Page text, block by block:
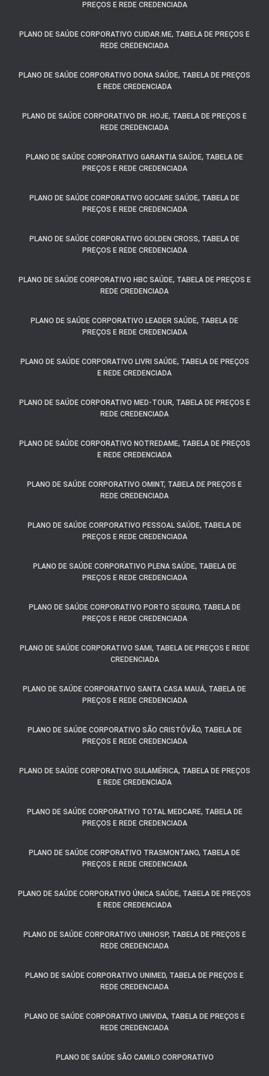
PREÇOS E REDE CREDENCIADA
PLANO DE SAÚDE CORPORATIVO CUIDAR.ME, TABELA DE PREÇOS E
REDE CREDENCIADA
PLANO DE SAÚDE CORPORATIVO DONA SAÚDE, TABELA DE PREÇOS
E REDE CREDENCIADA
PLANO DE SAÚDE CORPORATIVO DR. HOJE, TABELA DE PREÇOS E
REDE CREDENCIADA
PLANO DE SAÚDE CORPORATIVO GARANTIA SAÚDE, TABELA DE
PREÇOS E REDE CREDENCIADA
PLANO DE SAÚDE CORPORATIVO GOCARE SAÚDE, TABELA DE
PREÇOS E REDE CREDENCIADA
PLANO DE SAÚDE CORPORATIVO GOLDEN CROSS, TABELA DE
PREÇOS E REDE CREDENCIADA
PLANO DE SAÚDE CORPORATIVO HBC SAÚDE, TABELA DE PREÇOS E
REDE CREDENCIADA
PLANO DE SAÚDE CORPORATIVO LEADER SAÚDE, TABELA DE
PREÇOS E REDE CREDENCIADA
PLANO DE SAÚDE CORPORATIVO LIVRI SAÚDE, TABELA DE PREÇOS
E REDE CREDENCIADA
PLANO DE SAÚDE CORPORATIVO MED-TOUR, TABELA DE PREÇOS E
REDE CREDENCIADA
PLANO DE SAÚDE CORPORATIVO NOTREDAME, TABELA DE PREÇOS
E REDE CREDENCIADA
PLANO DE SAÚDE CORPORATIVO OMINT, TABELA DE PREÇOS E
REDE CREDENCIADA
PLANO DE SAÚDE CORPORATIVO PESSOAL SAÚDE, TABELA DE
PREÇOS E REDE CREDENCIADA
PLANO DE SAÚDE CORPORATIVO PLENA SAÚDE, TABELA DE
PREÇOS E REDE CREDENCIADA
PLANO DE SAÚDE CORPORATIVO PORTO SEGURO, TABELA DE
PREÇOS E REDE CREDENCIADA
PLANO DE SAÚDE CORPORATIVO SAMI, TABELA DE PREÇOS E REDE
CREDENCIADA
PLANO DE SAÚDE CORPORATIVO SANTA CASA MAUÁ, TABELA DE
PREÇOS E REDE CREDENCIADA
PLANO DE SAÚDE CORPORATIVO SÃO CRISTÓVÃO, TABELA DE
PREÇOS E REDE CREDENCIADA
PLANO DE SAÚDE CORPORATIVO SULAMÉRICA, TABELA DE PREÇOS
E REDE CREDENCIADA
PLANO DE SAÚDE CORPORATIVO TOTAL MEDCARE, TABELA DE
PREÇOS E REDE CREDENCIADA
PLANO DE SAÚDE CORPORATIVO TRASMONTANO, TABELA DE
PREÇOS E REDE CREDENCIADA
PLANO DE SAÚDE CORPORATIVO ÚNICA SAÚDE, TABELA DE PREÇOS
E REDE CREDENCIADA
PLANO DE SAÚDE CORPORATIVO UNIHOSP, TABELA DE PREÇOS E
REDE CREDENCIADA
PLANO DE SAÚDE CORPORATIVO UNIMED, TABELA DE PREÇOS E
REDE CREDENCIADA
PLANO DE SAÚDE CORPORATIVO UNIVIDA, TABELA DE PREÇOS E
REDE CREDENCIADA
PLANO DE SAÚDE SÃO CAMILO CORPORATIVO